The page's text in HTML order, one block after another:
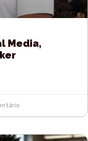
Media,